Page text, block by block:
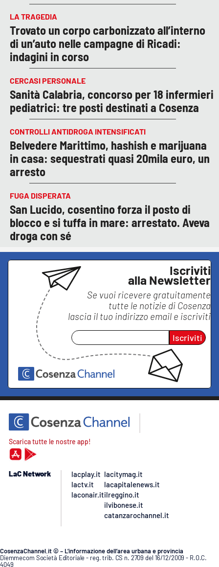
LA TRAGEDIA
Trovato un corpo carbonizzato all’interno
di un’auto nelle campagne di Ricadi:
indagini in corso
CERCASI PERSONALE
Sanità Calabria, concorso per 18 infermieri
pediatrici: tre posti destinati a Cosenza
CONTROLLI ANTIDROGA INTENSIFICATI
Belvedere Marittimo, hashish e marijuana
in casa: sequestrati quasi 20mila euro, un
arresto
FUGA DISPERATA
San Lucido, cosentino forza il posto di
blocco e si tuffa in mare: arrestato. Aveva
droga con sé
Iscriviti
alla Newsletter
Se vuoi ricevere gratuitamente
tutte le notizie di Cosenza
lascia il tuo indirizzo email e iscriviti
Iscriviti
Scarica tutte le nostre app!
LaC Network
lacplay.it
lactv.it
laconair.it
lacitymag.it
lacapitalenews.it
ilreggino.it
ilvibonese.it
catanzarochannel.it
CosenzaChannel.it © – L’informazione dell’area urbana e provincia
Diemmecom Società Editoriale - reg. trib. CS n. 2709 del 16/12/2009 - R.O.C.
4049